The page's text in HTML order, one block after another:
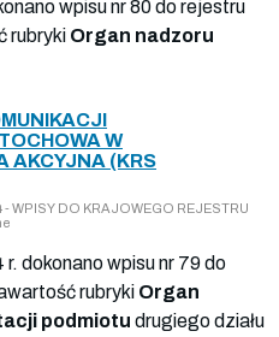
wpisu nr 80 do rejestru
rubryki Organ nadzoru
W
AKCYJNA (KRS
WPISY DO KRAJOWEGO REJESTRU
dokonano wpisu nr 79 do
rubryki Organ
podmiotu drugiego działu